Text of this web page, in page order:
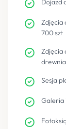
Dojazd
Zdjęcia
700 szt
Zdjęcia
Sesja
Galeria